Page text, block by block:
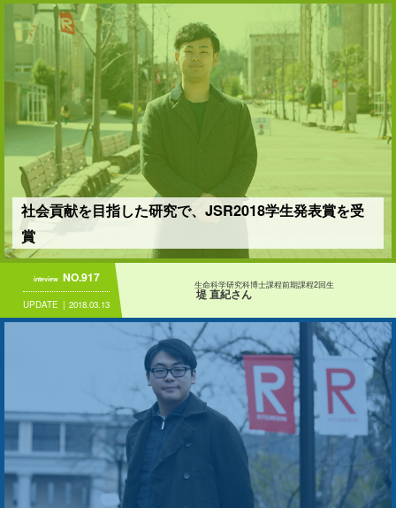
社会貢献を目指した研究で、JSR2018学生発表賞を受
賞
inteview NO.917
UPDATE 2018.03.13
生命科学研究科博士課程前期課程2回生
堤 直紀さん